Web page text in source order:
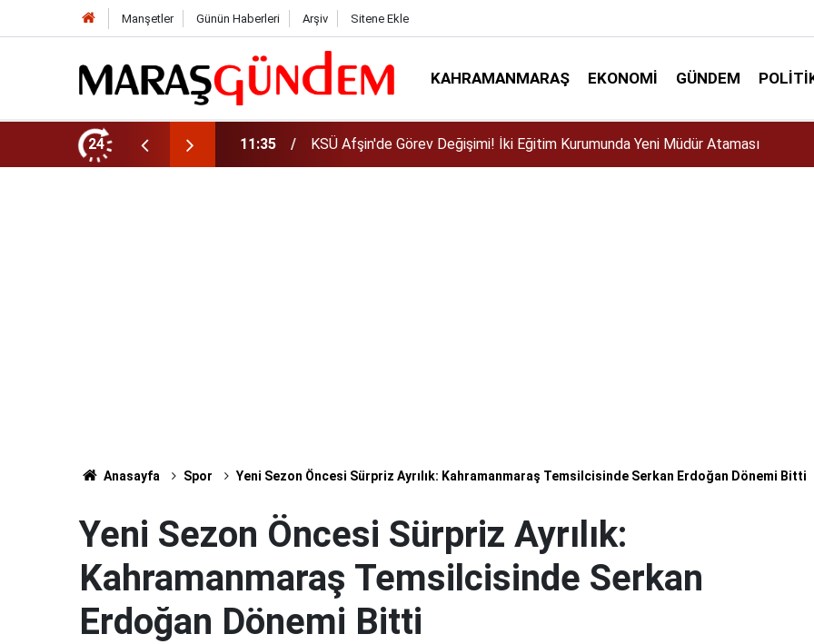
Manşetler Günün Haberleri Arşiv Sitene Ekle
KAHRAMANMARAŞ EKONOMI GÜNDEM
24
Müdür Ataması 10:14 Funda Arar konser için Kahramanmaraş’a geliyor!
Anasayfa Spor Yeni Sezon Öncesi Sürpriz Ayrılık: Kahramanmaraş Temsilcisinde Serkan Erdoğan Dönemi Bitti
Yeni Sezon Öncesi Sürpriz Ayrılık:
Kahramanmaraş Temsilcisinde Serkan
Erdoğan Dönemi Bitti